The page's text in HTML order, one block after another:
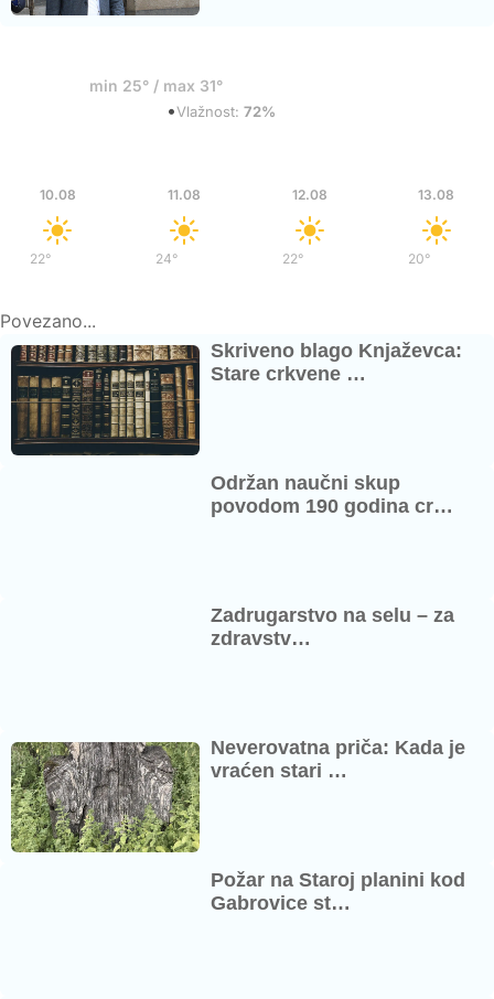
min 25° / max 31°
•Vlažnost: 72%
10.08
22°/
11.08
24°/
12.08
22°/
13.08
20°
Povezano...
Skriveno blago Knjaževca:
Stare crkvene …
Održan naučni skup
povodom 190 godina cr…
Zadrugarstvo na selu – za
zdravstv…
Neverovatna priča: Kada je
vraćen stari …
Požar na Staroj planini kod
Gabrovice st…